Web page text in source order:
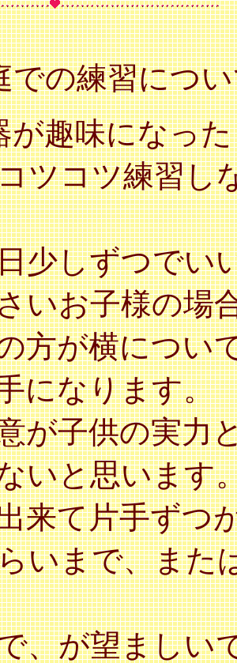
の練習につ
趣味になった
ツコツ練習し
少しずつでい
いお子様の場
方が横につい
になります。
が子供の実力
いと思います
来て片手ずつ
いまで、また
、が望ましい